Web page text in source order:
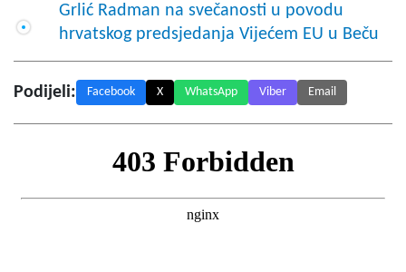
Grlić Radman na svečanosti u povodu
hrvatskog predsjedanja Vijećem EU u Beču
Podijeli: Facebook X WhatsApp Viber Email